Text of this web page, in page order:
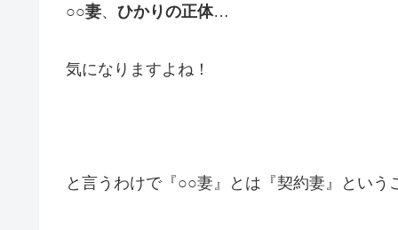
○○妻、 ひかりの正体…
気になりますよね！
と言うわけで『○○妻』とは『契約妻』という